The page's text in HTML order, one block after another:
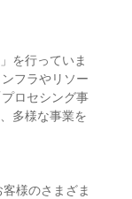
を行っていま
フラやリソー
ロセシング事
多様な事業を
様のさまざま